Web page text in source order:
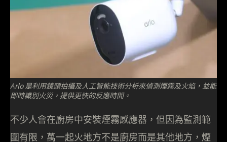
Arlo 是利用鏡頭拍攝及人工智能技術分析來偵測煙霧及火焰，並能
即時識別火災，提供更快的反應時間。
不少人會在廚房中安裝煙霧感應器，但因為監測範
圍有限，萬一起火地方不是廚房而是其他地方，煙